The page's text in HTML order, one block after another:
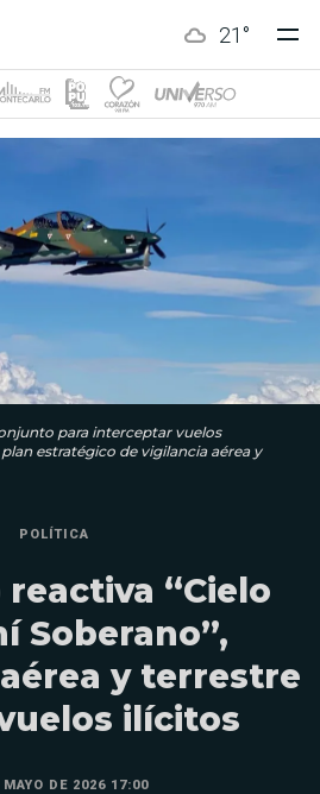
21 °
para interceptar vuelos
estratégico de vigilancia aérea y
POLÍTICA
“Cielo
Soberano”,
y terrestre
ilícitos
MAYO DE 2026 17:00